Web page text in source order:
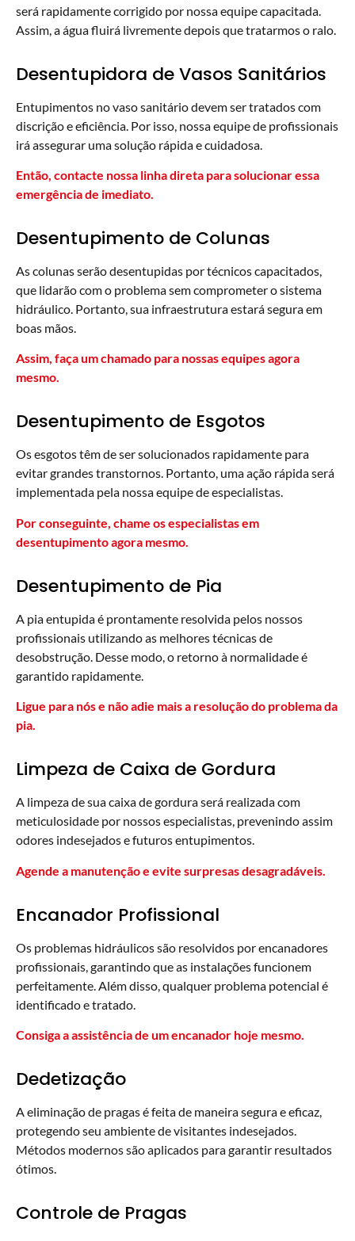
será rapidamente corrigido por nossa equipe capacitada.
Assim, a água fluirá livremente depois que tratarmos o ralo.
Desentupidora de Vasos Sanitários
Entupimentos no vaso sanitário devem ser tratados com
discrição e eficiência. Por isso, nossa equipe de profissionais
irá assegurar uma solução rápida e cuidadosa.
Então, contacte nossa linha direta para solucionar essa
emergência de imediato.
Desentupimento de Colunas
As colunas serão desentupidas por técnicos capacitados,
que lidarão com o problema sem comprometer o sistema
hidráulico. Portanto, sua infraestrutura estará segura em
boas mãos.
Assim, faça um chamado para nossas equipes agora
mesmo.
Desentupimento de Esgotos
Os esgotos têm de ser solucionados rapidamente para
evitar grandes transtornos. Portanto, uma ação rápida será
implementada pela nossa equipe de especialistas.
Por conseguinte, chame os especialistas em
desentupimento agora mesmo.
Desentupimento de Pia
A pia entupida é prontamente resolvida pelos nossos
profissionais utilizando as melhores técnicas de
desobstrução. Desse modo, o retorno à normalidade é
garantido rapidamente.
Ligue para nós e não adie mais a resolução do problema da
pia.
Limpeza de Caixa de Gordura
A limpeza de sua caixa de gordura será realizada com
meticulosidade por nossos especialistas, prevenindo assim
odores indesejados e futuros entupimentos.
Agende a manutenção e evite surpresas desagradáveis.
Encanador Profissional
Os problemas hidráulicos são resolvidos por encanadores
profissionais, garantindo que as instalações funcionem
perfeitamente. Além disso, qualquer problema potencial é
identificado e tratado.
Consiga a assistência de um encanador hoje mesmo.
Dedetização
A eliminação de pragas é feita de maneira segura e eficaz,
protegendo seu ambiente de visitantes indesejados.
Métodos modernos são aplicados para garantir resultados
ótimos.
Controle de Pragas